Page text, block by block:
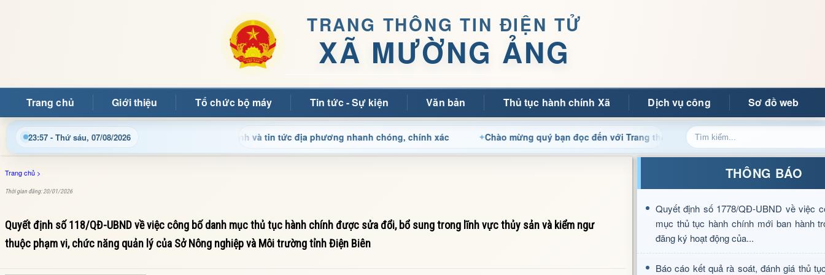
TRANG THÔNG TIN ĐIỆN TỬ
XÃ MƯỜNG ẢNG
Trang chủ Giới thiệu Tổ chức bộ máy Tin tức - Sự kiện Văn bản Thủ tục hành chính Xã Dịch vụ công Sơ đồ web
23:57 - Thứ sáu, 07/08/2026
nhật thông tin điều hành, thủ tục hành chính và tin tức địa phương nhanh chóng, chính xác Chào mừng quý bạn đọc đến với Trang thông tin điện tử xã Mường Ảng
Trang chủ >
Thời gian đăng: 20/01/2026
Quyết định số 118/QĐ-UBND về việc công bố danh mục thủ tục hành chính được sửa đổi, bổ sung trong lĩnh vực thủy sản và kiểm ngư
thuộc phạm vi, chức năng quản lý của Sở Nông nghiệp và Môi trường tỉnh Điện Biên
THÔNG BÁO
Quyết định số 1778/QĐ-UBND về việc
mục thủ tục hành chính mới ban hành
đăng ký hoạt động của...
Báo cáo kết quả rà soát, đánh giá thủ